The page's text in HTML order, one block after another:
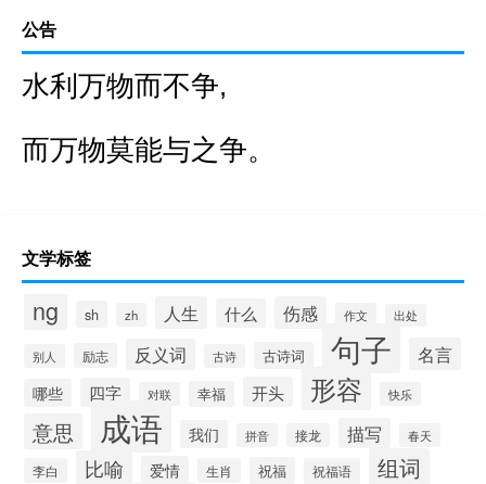
公告
水利万物而不争,
而万物莫能与之争。
文学标签
ng sh zh 人生 什么 伤感 作文 出处
别人 励志 反义词 古诗 古诗词 句子 名言
哪些 四字 对联 幸福 开头 形容 快乐
意思 成语 我们 拼音 接龙 描写 春天
李白 比喻 爱情 生肖 祝福 祝福语 组词